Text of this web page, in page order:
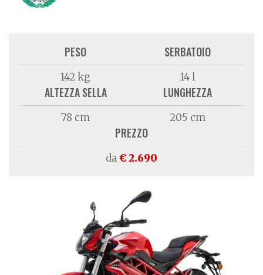
PESO
142 kg
SERBATOIO
14 l
ALTEZZA SELLA
78 cm
LUNGHEZZA
205 cm
PREZZO
da€ 2.690